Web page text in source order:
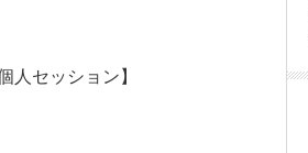
人セッション】